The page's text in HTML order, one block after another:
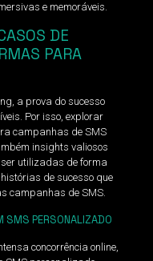
e memoráveis.
DE
PARA
a prova do sucesso
Por isso, explorar
campanhas de SMS
insights valiosos
utilizadas de forma
de sucesso que
campanhas de SMS.
SMS PERSONALIZADO
concorrência online,